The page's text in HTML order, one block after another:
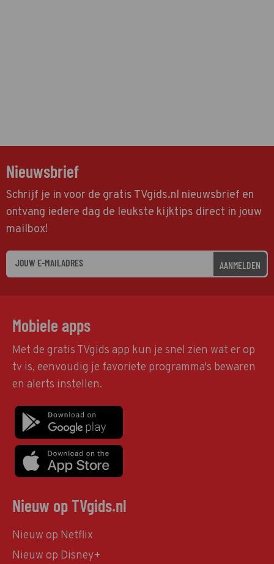
Nieuwsbrief
Schrijf je in voor de gratis TVgids.nl nieuwsbrief en
ontvang iedere dag de leukste kijktips direct in jouw
mailbox!
AANMELDEN
Mobiele apps
Met de gratis TVgids app kun je snel zien wat er op
tv is, eenvoudig je favoriete programma's bewaren
en alerts instellen.
Nieuw op TVgids.nl
Nieuw op Netflix
Nieuw op Disney+